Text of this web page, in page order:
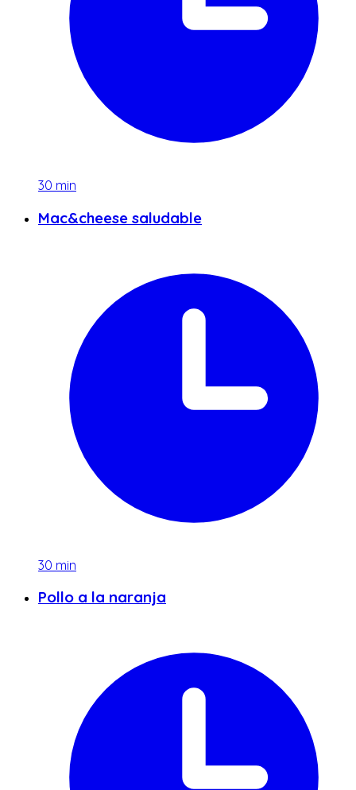
30 min
Mac&cheese saludable
30 min
Pollo a la naranja